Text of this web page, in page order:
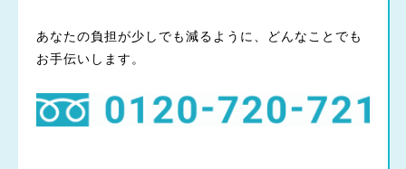
あなたの負担が少しでも減るように、どんなことでも
お手伝いします。